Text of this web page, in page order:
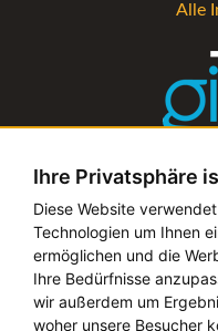
Ihre Privatsphäre
Diese Website
Technologien um Ihnen
ermöglichen und die
Ihre Bedürfnisse
wir außerdem um
woher unsere Besucher
Alle
Die Verwaltungs-
Alle